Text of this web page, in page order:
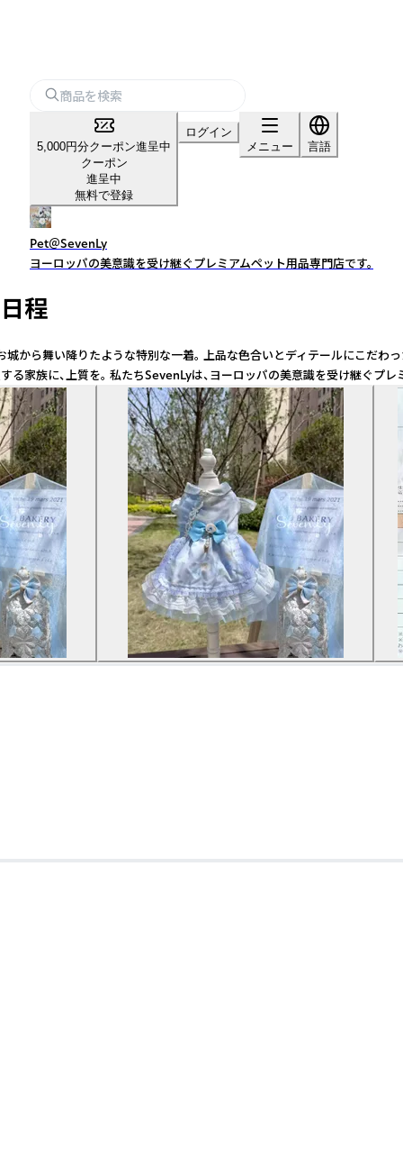
5,000円分クーポン進呈中
クーポン
進呈中
無料で登録
ログイン
メニュー
言語
Pet＠SevenLy
ヨーロッパの美意識を受け継ぐプレミアムペット用品専門店です。
程
舞い降りたような特別な一着。 上品な色合いとディテールにこ
に、上質を。 私たちSevenLyは、ヨーロッパの美意識を受け継ぐ